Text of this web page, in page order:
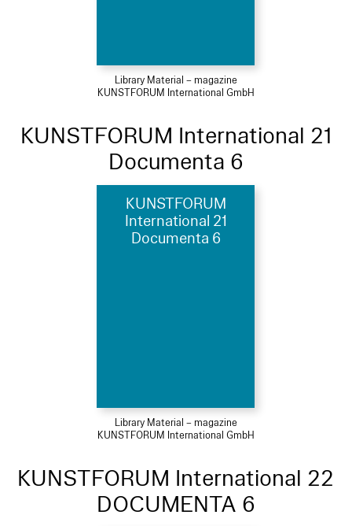
Library Material – magazine
KUNSTFORUM International GmbH
KUNSTFORUM International 21
Documenta 6
KUNSTFORUM
International 21
Documenta 6
Library Material – magazine
KUNSTFORUM International GmbH
KUNSTFORUM International 22
DOCUMENTA 6